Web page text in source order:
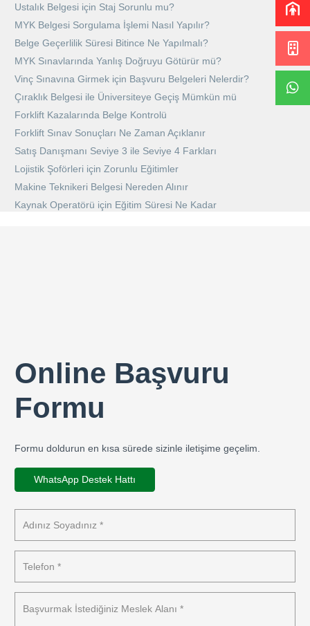
Ustalık Belgesi için Staj Sorunlu mu?
MYK Belgesi Sorgulama İşlemi Nasıl Yapılır?
Belge Geçerlilik Süresi Bitince Ne Yapılmalı?
MYK Sınavlarında Yanlış Doğruyu Götürür mü?
Vinç Sınavına Girmek için Başvuru Belgeleri Nelerdir?
Çıraklık Belgesi ile Üniversiteye Geçiş Mümkün mü
Forklift Kazalarında Belge Kontrolü
Forklift Sınav Sonuçları Ne Zaman Açıklanır
Satış Danışmanı Seviye 3 ile Seviye 4 Farkları
Lojistik Şoförleri için Zorunlu Eğitimler
Makine Teknikeri Belgesi Nereden Alınır
Kaynak Operatörü için Eğitim Süresi Ne Kadar
Online Başvuru
Formu
Formu doldurun en kısa sürede sizinle iletişime geçelim.
WhatsApp Destek Hattı